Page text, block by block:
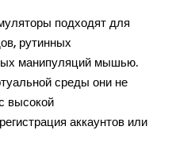
подходят для
рутинных
манипуляций мышью.
среды они не
высокой
аккаунтов или